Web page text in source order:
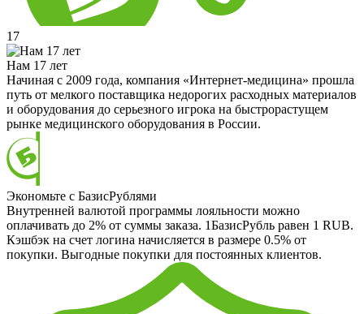
17
Нам 17 лет
Начиная с 2009 года, компания «Интернет-медицина» прошла
путь от мелкого поставщика недорогих расходных материалов
и оборудования до серьезного игрока на быстрорастущем
рынке медицинского оборудования в России.
Экономьте с БазисРублями
Внутренней валютой программы лояльности можно
оплачивать до 2% от суммы заказа. 1БазисРубль равен 1 RUB.
Кэшбэк на счет логина начисляется в размере 0.5% от
покупки. Выгодные покупки для постоянных клиентов.